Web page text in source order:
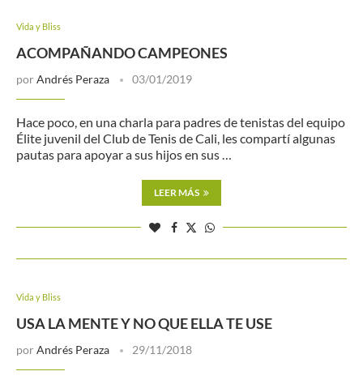
Vida y Bliss
ACOMPAÑANDO CAMPEONES
por Andrés Peraza 03/01/2019
Hace poco, en una charla para padres de tenistas del equipo
Élite juvenil del Club de Tenis de Cali, les compartí algunas
pautas para apoyar a sus hijos en sus …
LEER MÁS
Vida y Bliss
USA LA MENTE Y NO QUE ELLA TE USE
por Andrés Peraza 29/11/2018